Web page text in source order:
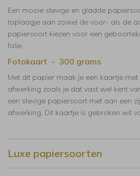
Een mooie stevige en gladde
toplaagje aan zowel de voor- als de
papiersoort kiezen voor een
folie.
Fotokaart - 300 grams
Met dit papier maak je een kaartje
afwerking zoals je dat vast wel kent
een stevige papiersoort met aan een
afwerking. Dit kaartje is gebroken wit
Luxe papiersoorten